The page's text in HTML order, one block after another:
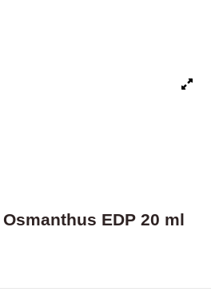
EDP 20 ml